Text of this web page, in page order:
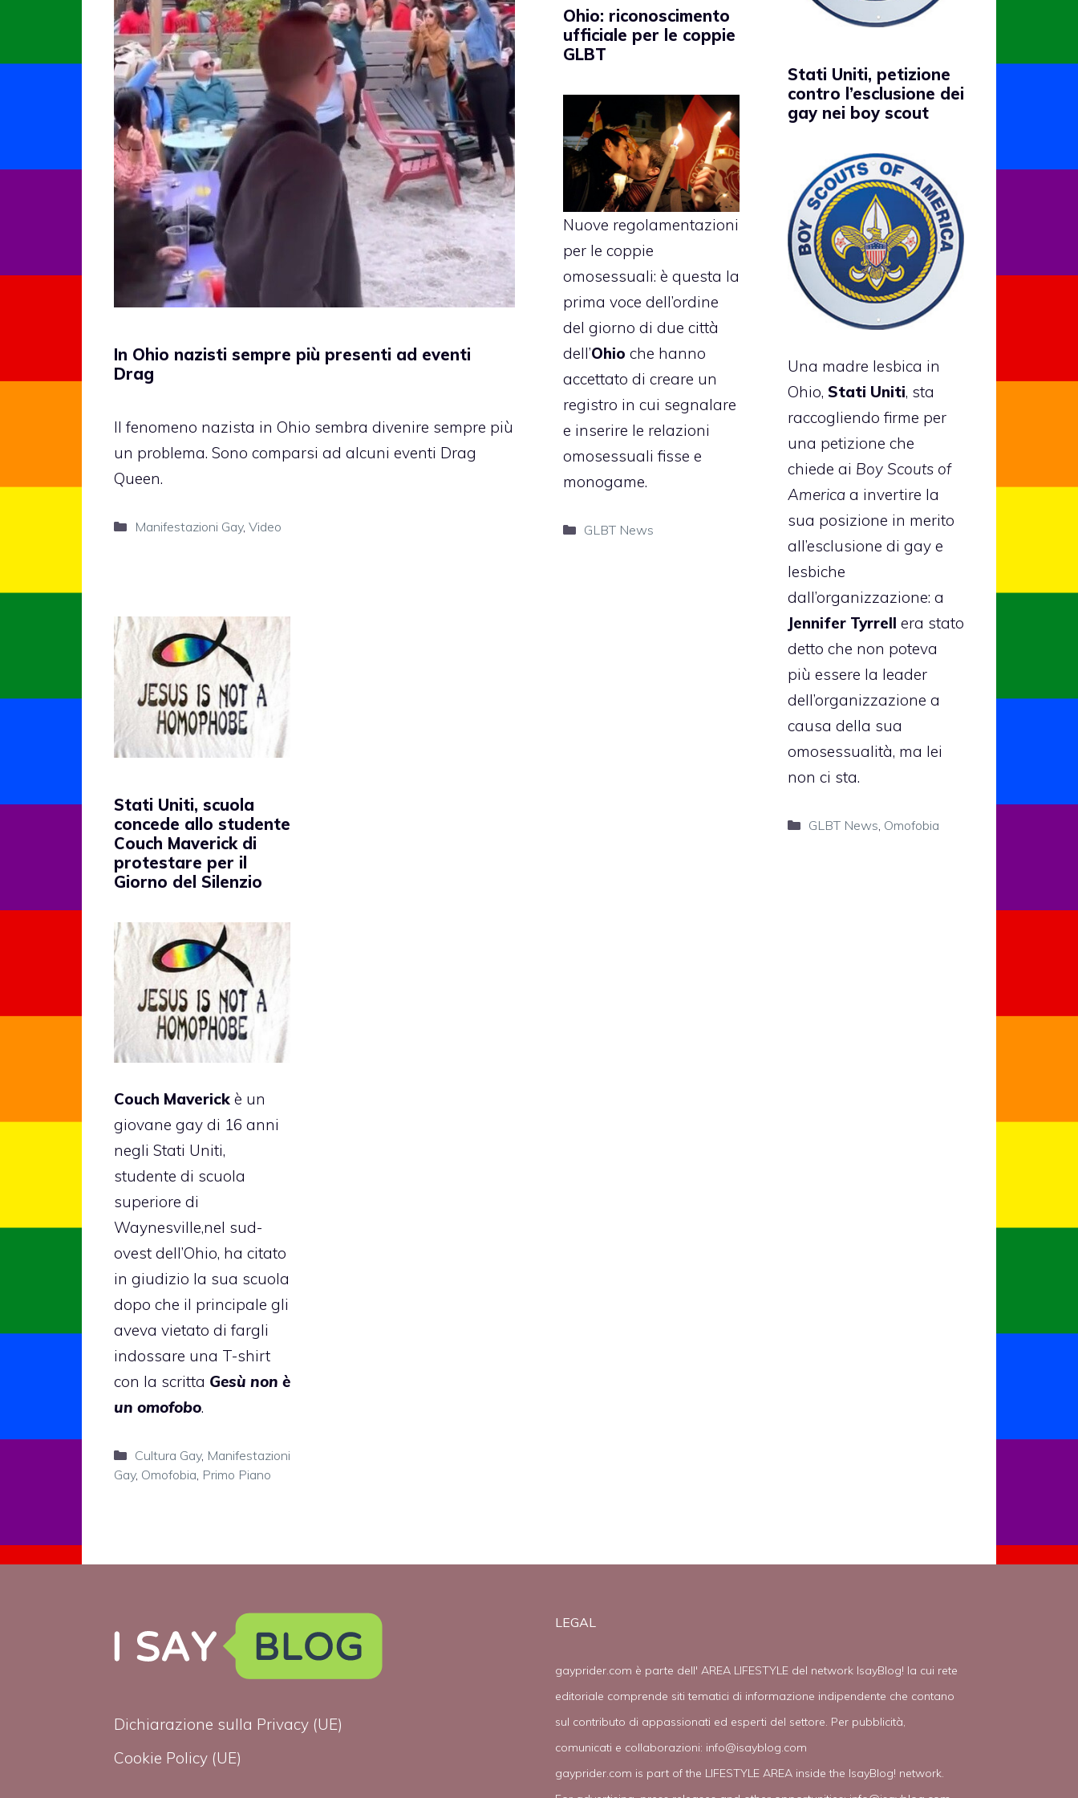
In Ohio nazisti sempre più presenti ad eventi
Drag
Il fenomeno nazista in Ohio sembra divenire sempre più
un problema. Sono comparsi ad alcuni eventi Drag
Queen.
Categorie
Manifestazioni Gay, Video
Ohio: riconoscimento
ufficiale per le coppie
GLBT
Nuove regolamentazioni
per le coppie
omosessuali: è questa la
prima voce dell’ordine
del giorno di due città
dell’Ohio che hanno
accettato di creare un
registro in cui segnalare
e inserire le relazioni
omosessuali fisse e
monogame.
Categorie
GLBT News
Stati Uniti, petizione
contro l’esclusione dei
gay nei boy scout
Una madre lesbica in
Ohio, Stati Uniti, sta
raccogliendo firme per
una petizione che
chiede ai Boy Scouts of
America a invertire la
sua posizione in merito
all’esclusione di gay e
lesbiche
dall’organizzazione: a
Jennifer Tyrrell era stato
detto che non poteva
più essere la leader
dell’organizzazione a
causa della sua
omosessualità, ma lei
non ci sta.
Categorie
GLBT News Omofobia
Stati Uniti, scuola
concede allo studente
Couch Maverick di
protestare per il
Giorno del Silenzio
Couch Maverick è un
giovane gay di 16 anni
negli Stati Uniti,
studente di scuola
superiore di
Waynesville,nel sud-
ovest dell’Ohio, ha citato
in giudizio la sua scuola
dopo che il principale gli
aveva vietato di fargli
indossare una T-shirt
con la scritta Gesù non è
un omofobo.
Categorie
Cultura Gay, Manifestazioni
Gay, Omofobia, Primo Piano
Dichiarazione sulla Privacy (UE)
Cookie Policy (UE)
LEGAL
gayprider.com è parte dell' AREA LIFESTYLE del network IsayBlog! la cui rete
editoriale comprende siti tematici di informazione indipendente che contano
sul contributo di appassionati ed esperti del settore. Per pubblicità,
comunicati e collaborazioni: info@isayblog.com
gayprider.com is part of the LIFESTYLE AREA inside the IsayBlog! network.